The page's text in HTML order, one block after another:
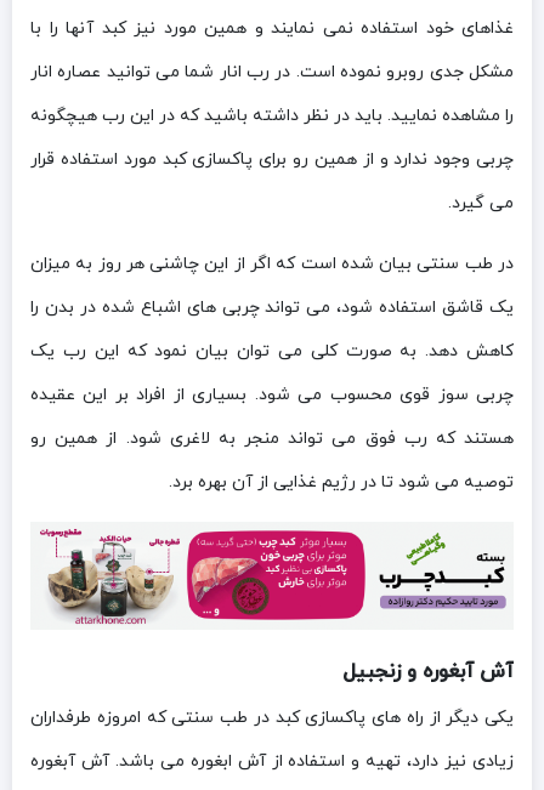
غذاهای خود استفاده نمی نمایند و همین مورد نیز کبد آنها را با
مشکل جدی روبرو نموده است. در رب انار شما می توانید عصاره انار
را مشاهده نمایید. باید در نظر داشته باشید که در این رب هیچگونه
چربی وجود ندارد و از همین رو برای پاکسازی کبد مورد استفاده قرار
می گیرد.
در طب سنتی بیان شده است که اگر از این چاشنی هر روز به میزان
یک قاشق استفاده شود، می تواند چربی های اشباع شده در بدن را
کاهش دهد. به صورت کلی می توان بیان نمود که این رب یک
چربی سوز قوی محسوب می شود. بسیاری از افراد بر این عقیده
هستند که رب فوق می تواند منجر به لاغری شود. از همین رو
توصیه می شود تا در رژیم غذایی از آن بهره برد.
آش آبغوره و زنجبیل
یکی دیگر از راه های پاکسازی کبد در طب سنتی که امروزه طرفداران
زیادی نیز دارد، تهیه و استفاده از آش ابغوره می باشد. آش آبغوره